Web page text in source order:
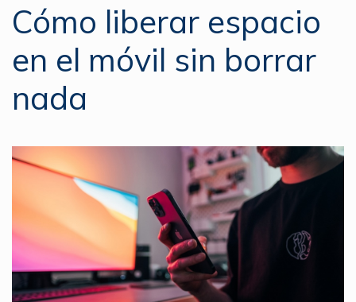
Cómo liberar espacio
en el móvil sin borrar
nada